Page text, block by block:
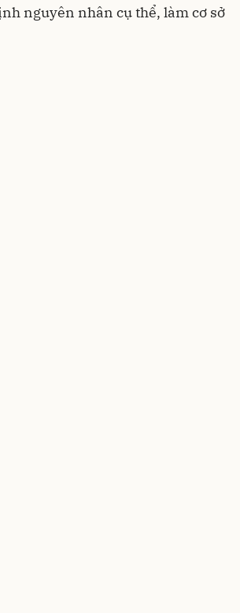
nguyên nhân cụ thể, làm cơ sở